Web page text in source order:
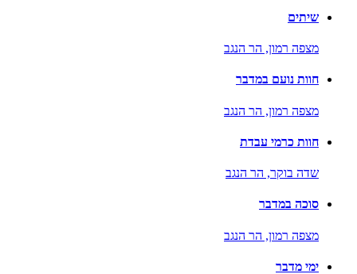
שיתים
מצפה רמון, הר הנגב
חוות נועם במדבר
מצפה רמון, הר הנגב
חוות כרמי עבדת
שדה בוקר, הר הנגב
סוכה במדבר
מצפה רמון, הר הנגב
ימי מדבר